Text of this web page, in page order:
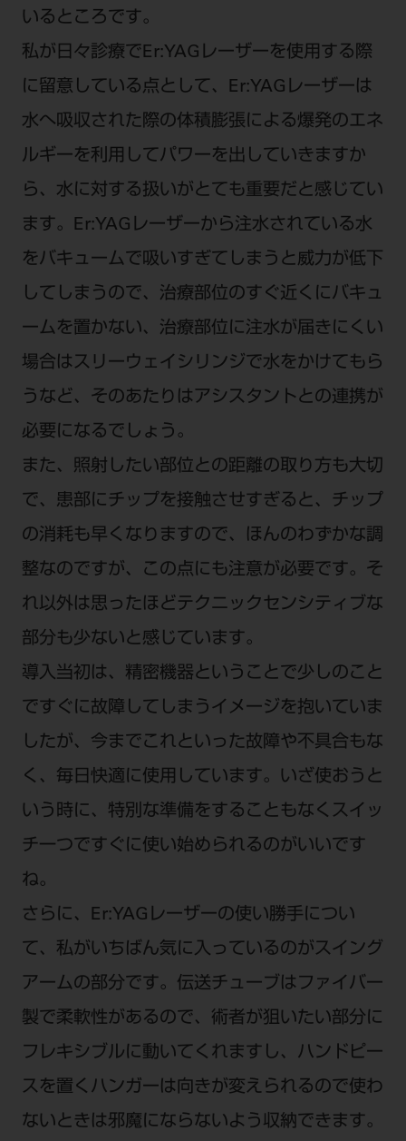
いるところです。
私が日々診療でEr:YAGレーザーを使用する際
に留意している点として、Er:YAGレーザーは
水へ吸収された際の体積膨張による爆発のエネ
ルギーを利用してパワーを出していきますか
ら、水に対する扱いがとても重要だと感じてい
ます。Er:YAGレーザーから注水されている水
をバキュームで吸いすぎてしまうと威力が低下
してしまうので、治療部位のすぐ近くにバキュ
ームを置かない、治療部位に注水が届きにくい
場合はスリーウェイシリンジで水をかけてもら
うなど、そのあたりはアシスタントとの連携が
必要になるでしょう。
また、照射したい部位との距離の取り方も大切
で、患部にチップを接触させすぎると、チップ
の消耗も早くなりますので、ほんのわずかな調
整なのですが、この点にも注意が必要です。そ
れ以外は思ったほどテクニックセンシティブな
部分も少ないと感じています。
導入当初は、精密機器ということで少しのこと
ですぐに故障してしまうイメージを抱いていま
したが、今までこれといった故障や不具合もな
く、毎日快適に使用しています。いざ使おうと
いう時に、特別な準備をすることもなくスイッ
チ一つですぐに使い始められるのがいいです
ね。
さらに、Er:YAGレーザーの使い勝手につい
て、私がいちばん気に入っているのがスイング
アームの部分です。伝送チューブはファイバー
製で柔軟性があるので、術者が狙いたい部分に
フレキシブルに動いてくれますし、ハンドピー
スを置くハンガーは向きが変えられるので使わ
ないときは邪魔にならないよう収納できます。